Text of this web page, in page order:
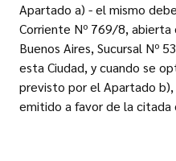
Apartado a) - el mismo
Corriente Nº 769/8, abierta
Buenos Aires, Sucursal Nº
esta Ciudad, y cuando se
previsto por el Apartado
emitido a favor de la citada